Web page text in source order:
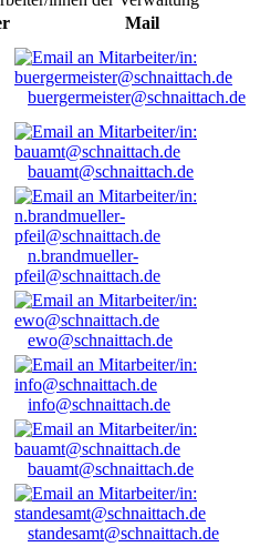
Mail
buergermeister@schnaittach.de
bauamt@schnaittach.de
n.brandmueller-
pfeil@schnaittach.de
ewo@schnaittach.de
info@schnaittach.de
bauamt@schnaittach.de
standesamt@schnaittach.de